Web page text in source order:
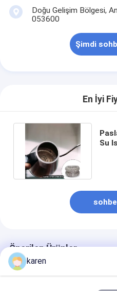
Doğu Gelişim Bölgesi,
053600
Şimdi
En İyi
Su
Önerilen Ürünler
karen